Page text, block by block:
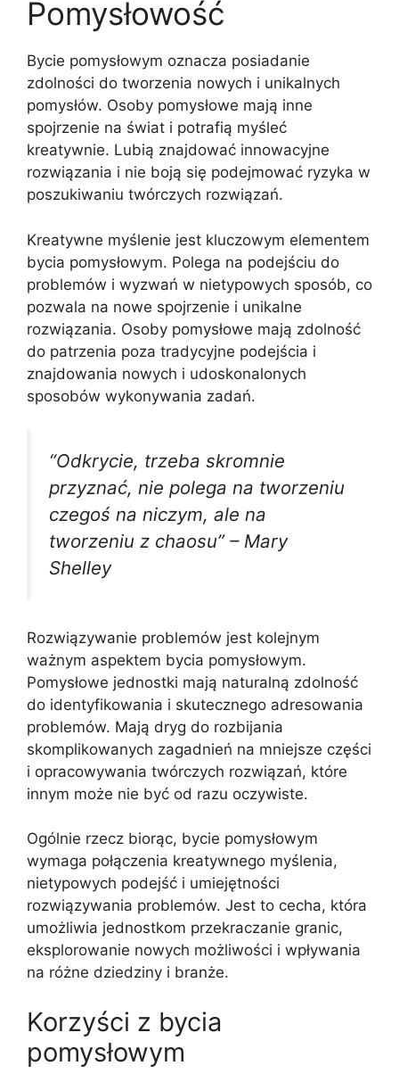
Pomysłowość
Bycie pomysłowym oznacza posiadanie
zdolności do tworzenia nowych i unikalnych
pomysłów. Osoby pomysłowe mają inne
spojrzenie na świat i potrafią myśleć
kreatywnie. Lubią znajdować innowacyjne
rozwiązania i nie boją się podejmować ryzyka w
poszukiwaniu twórczych rozwiązań.
Kreatywne myślenie jest kluczowym elementem
bycia pomysłowym. Polega na podejściu do
problemów i wyzwań w nietypowych sposób, co
pozwala na nowe spojrzenie i unikalne
rozwiązania. Osoby pomysłowe mają zdolność
do patrzenia poza tradycyjne podejścia i
znajdowania nowych i udoskonalonych
sposobów wykonywania zadań.
“Odkrycie, trzeba skromnie
przyznać, nie polega na tworzeniu
czegoś na niczym, ale na
tworzeniu z chaosu” – Mary
Shelley
Rozwiązywanie problemów jest kolejnym
ważnym aspektem bycia pomysłowym.
Pomysłowe jednostki mają naturalną zdolność
do identyfikowania i skutecznego adresowania
problemów. Mają dryg do rozbijania
skomplikowanych zagadnień na mniejsze części
i opracowywania twórczych rozwiązań, które
innym może nie być od razu oczywiste.
Ogólnie rzecz biorąc, bycie pomysłowym
wymaga połączenia kreatywnego myślenia,
nietypowych podejść i umiejętności
rozwiązywania problemów. Jest to cecha, która
umożliwia jednostkom przekraczanie granic,
eksplorowanie nowych możliwości i wpływania
na różne dziedziny i branże.
Korzyści z bycia
pomysłowym